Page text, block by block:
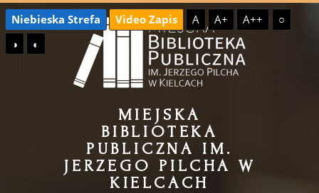
Przejdź
do
treści
Przejdź
do
menu
Niebieska Strefa Video Zapis A A+ A++
○
◑
◐
MIEJSKA
BIBLIOTEKA
PUBLICZNA IM.
JERZEGO PILCHA W
KIELCACH